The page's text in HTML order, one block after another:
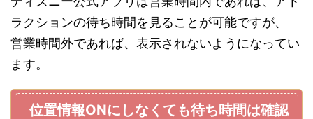
ラクションの待ち時間を見ることが可能ですが、
営業時間外であれば、表示されないようになってい
ます。
位置情報ONにしなくても待ち時間は確認